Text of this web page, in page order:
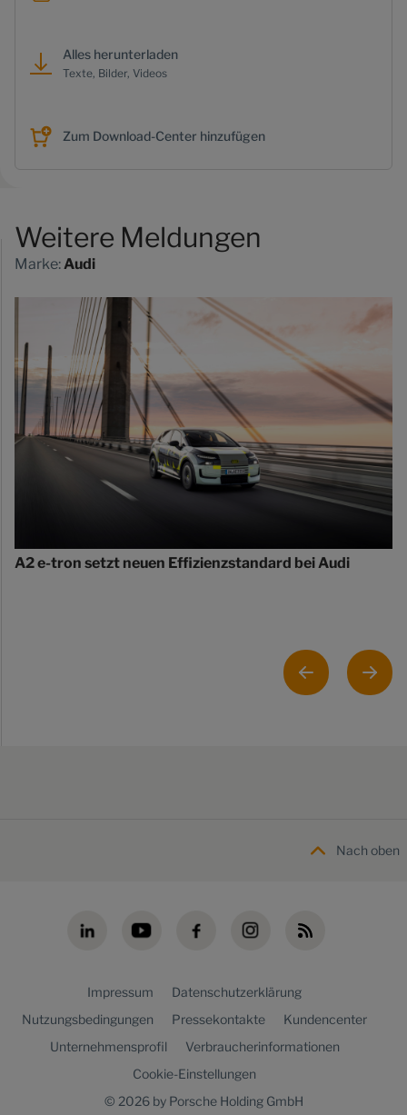
Alles herunterladen
Texte, Bilder, Videos
Zum Download-Center hinzufügen
Weitere Meldungen
Marke:Audi
A2 e-tron setzt neuen Effizienzstandard bei Audi
Nach oben
Impressum
Datenschutzerklärung
Nutzungsbedingungen
Pressekontakte
Kundencenter
Unternehmensprofil
Verbraucherinformationen
Cookie-Einstellungen
© 2026 by Porsche Holding GmbH